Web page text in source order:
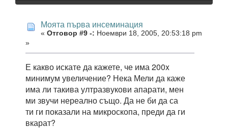
Моята първа инсеминация
« Отговор #9 -: Ноември 18, 2005, 20:53:18 pm
»
Е какво искате да кажете, че има 200x
минимум увеличение? Нека Мели да каже
има ли такива ултразвукови апарати, мен
ми звучи нереално също. Да не би да са
ти ги показали на микроскопа, преди да ги
вкарат?